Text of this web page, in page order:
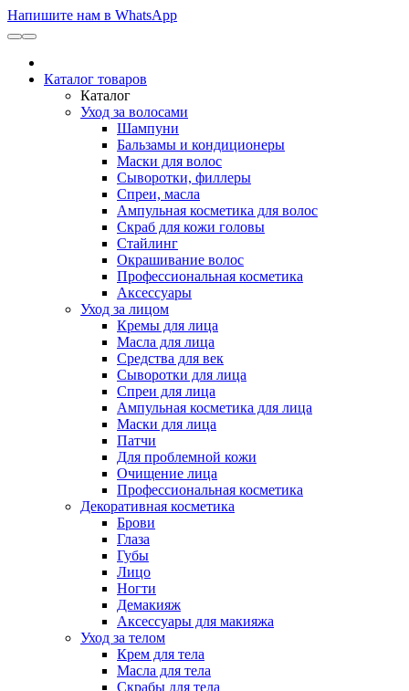
Напишите нам в WhatsApp
Каталог товаров
Каталог
Уход за волосами
Шампуни
Бальзамы и кондиционеры
Маски для волос
Сыворотки, филлеры
Спреи, масла
Ампульная косметика для волос
Скраб для кожи головы
Стайлинг
Окрашивание волос
Профессиональная косметика
Аксессуары
Уход за лицом
Кремы для лица
Масла для лица
Средства для век
Сыворотки для лица
Спреи для лица
Ампульная косметика для лица
Маски для лица
Патчи
Для проблемной кожи
Очищение лица
Профессиональная косметика
Декоративная косметика
Брови
Глаза
Губы
Лицо
Ногти
Демакияж
Аксессуары для макияжа
Уход за телом
Крем для тела
Масла для тела
Скрабы для тела